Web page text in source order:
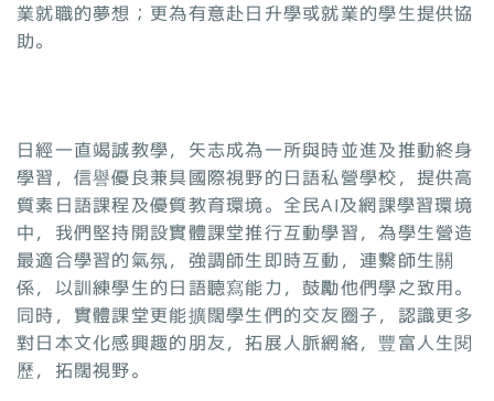
業就職的夢想；更為有意赴日升學或就業的學生提供協
助。
日經一直竭誠教學，矢志成為一所與時並進及推動終身
學習，信譽優良兼具國際視野的日語私營學校，提供高
質素日語課程及優質教育環境。全民AI及網課學習環境
中，我們堅持開設實體課堂推行互動學習，為學生營造
最適合學習的氣氛，強調師生即時互動，連繫師生關
係，以訓練學生的日語聽寫能力，鼓勵他們學之致用。
同時，實體課堂更能擴闊學生們的交友圈子，認識更多
對日本文化感興趣的朋友，拓展人脈網絡，豐富人生閱
歷，拓闊視野。